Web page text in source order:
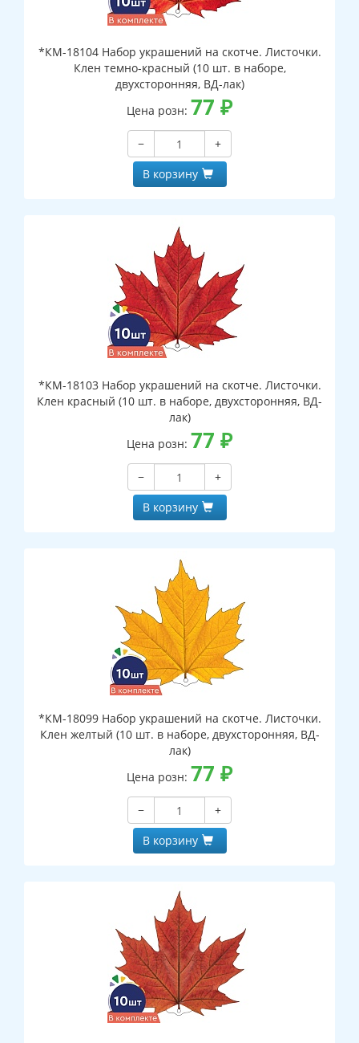
*КМ-18104 Набор украшений на скотче. Листочки.
Клен темно-красный (10 шт. в наборе,
двухсторонняя, ВД-лак)
Цена розн: 77 ₽
−
+
В корзину
*КМ-18103 Набор украшений на скотче. Листочки.
Клен красный (10 шт. в наборе, двухсторонняя, ВД-
лак)
Цена розн: 77 ₽
−
+
В корзину
*КМ-18099 Набор украшений на скотче. Листочки.
Клен желтый (10 шт. в наборе, двухсторонняя, ВД-
лак)
Цена розн: 77 ₽
−
+
В корзину